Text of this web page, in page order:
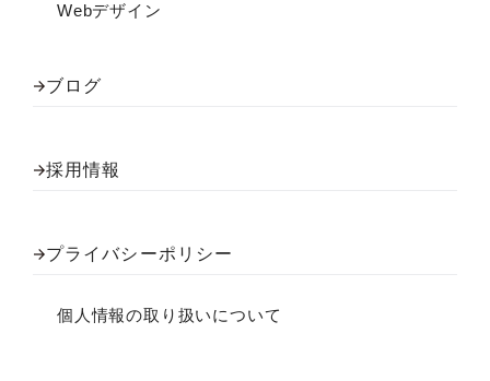
Webデザイン
ブログ
採用情報
プライバシーポリシー
個人情報の取り扱いについて